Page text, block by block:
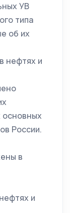
УВ
типа
об их
нефтях и
основных
России.
в
и